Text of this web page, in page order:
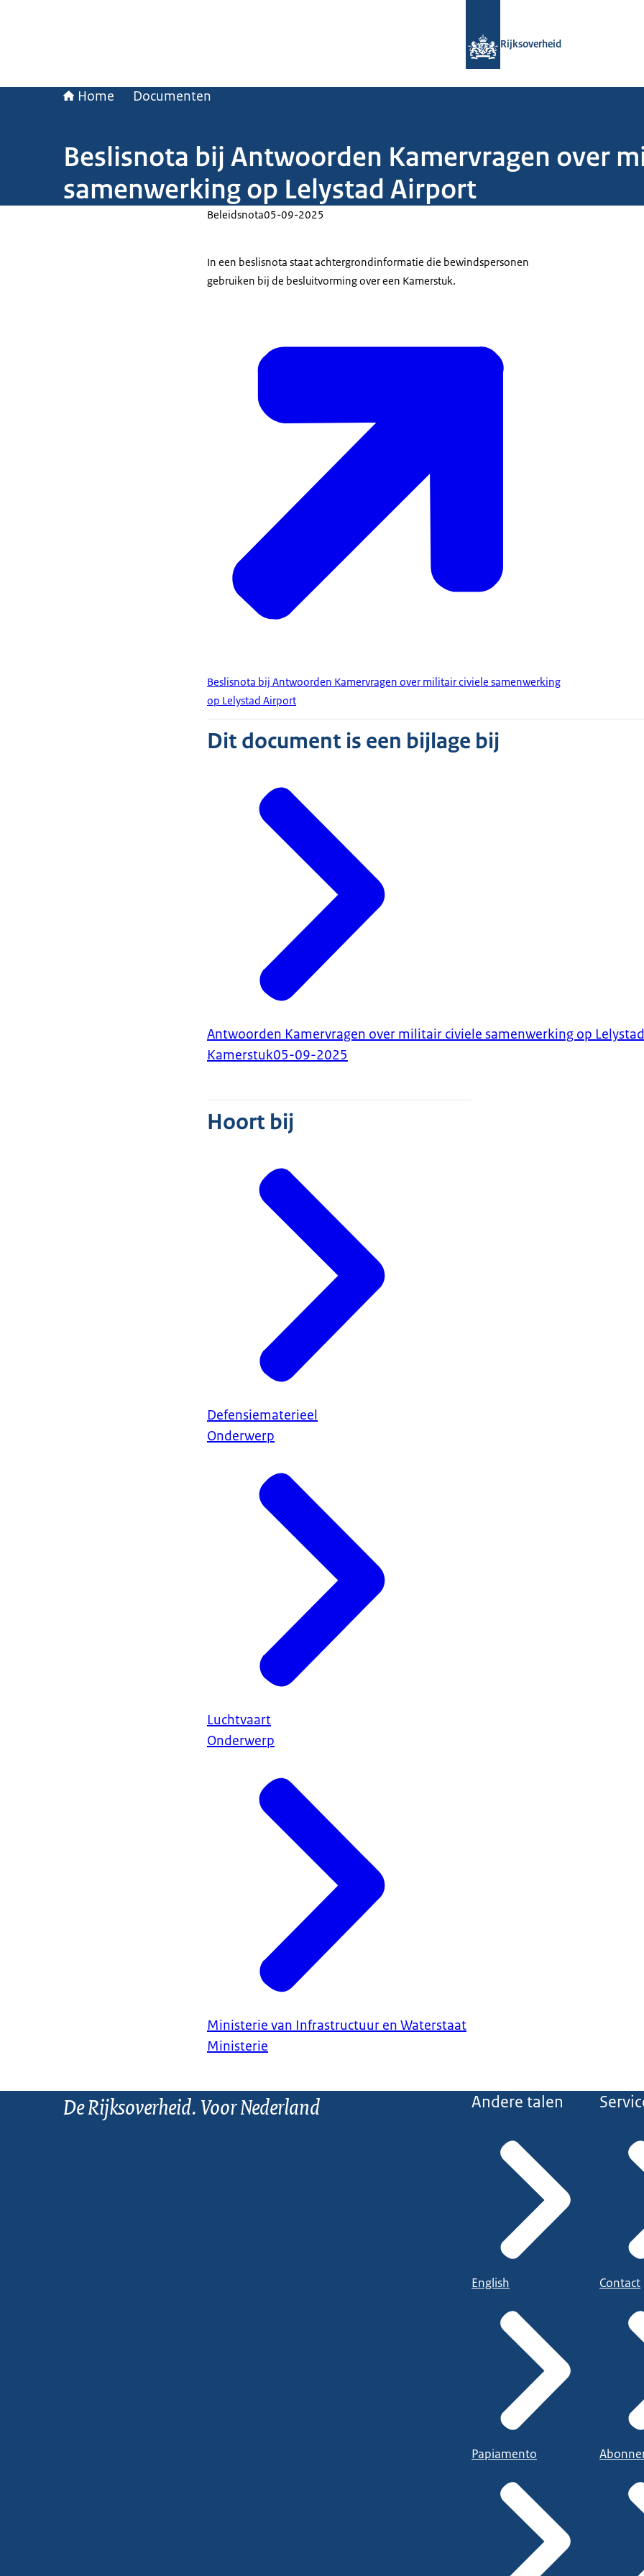
Rijksoverheid
Home Documenten
Beslisnota bij Antwoorden Kamervragen over
samenwerking op Lelystad Airport
Beleidsnota05-09-2025
In een beslisnota staat achtergrondinformatie die bewindspersonen
gebruiken bij de besluitvorming over een Kamerstuk.
Beslisnota bij Antwoorden Kamervragen over militair civiele samenwerking
op Lelystad Airport
Dit document is een bijlage bij
Antwoorden Kamervragen over militair civiele samenwerking op
Kamerstuk05-09-2025
Hoort bij
Defensiematerieel
Onderwerp
Luchtvaart
Onderwerp
Ministerie van Infrastructuur en Waterstaat
Ministerie
De Rijksoverheid. Voor Nederland Andere talen
English
Papiamento
Contact